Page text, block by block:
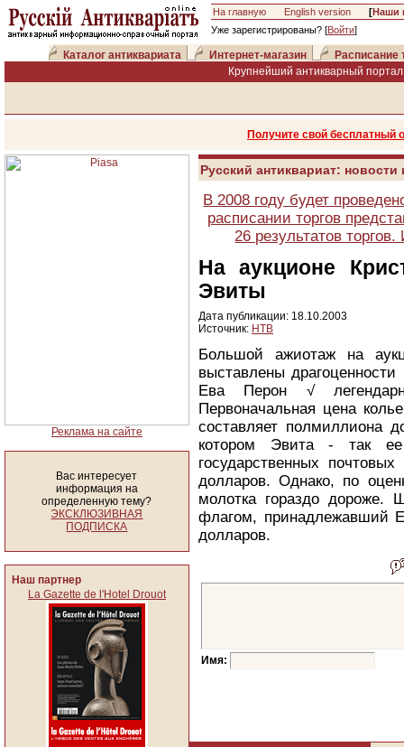
На главную English version [Наши
Уже зарегистрированы? [Войти]
Каталог антиквариата Интернет-магазин
Расписание
Крупнейший антикварный
Получите свой
Реклама на сайте
Вас интересует
информация на
определенную тему?
ЭКСКЛЮЗИВНАЯ
ПОДПИСКА
Наш партнер
La Gazette de l'Hotel Drouot
Русский антиквариат:
В 2008 году будет
расписании торгов
26 результатов
На аукционе
Эвиты
Дата публикации: 18.10.2003
Источник: НТВ
Большой ажиотаж на
выставлены
Ева Перон √
Первоначальная цена
составляет полмиллиона
котором Эвита - так
государственных
долларов. Однако, по
молотка гораздо дороже.
флагом, принадлежавший
долларов.
Имя: